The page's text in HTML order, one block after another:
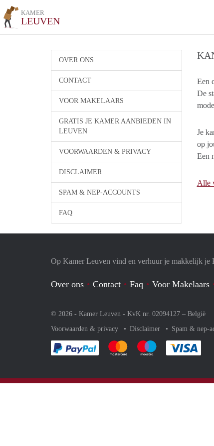
KAMER
LEUVEN
OVER ONS
CONTACT
VOOR MAKELAARS
GRATIS JE KAMER AANBIEDEN IN
LEUVEN
VOORWAARDEN & PRIVACY
DISCLAIMER
SPAM & NEP-ACCOUNTS
FAQ
Een
De
Je
op
Een
Alle
Op Kamer Leuven vind en verhuur je makkelijk je
Over ons Contact Faq Voor Makelaars
© 2026 - Kamer Leuven - KvK nr. 02094127 – België
Voorwaarden & privacy
Disclaimer Spam & nep-
Je rekent gemakkelijk af met Paypal
Je rekent gemakkelijk af met
Je rekent